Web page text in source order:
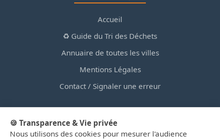
Accueil
♻️ Guide du Tri des Déchets
Annuaire de toutes les villes
Mentions Légales
Contact / Signaler une erreur
🍪 Transparence & Vie privée
Nous utilisons des cookies pour mesurer l'audience